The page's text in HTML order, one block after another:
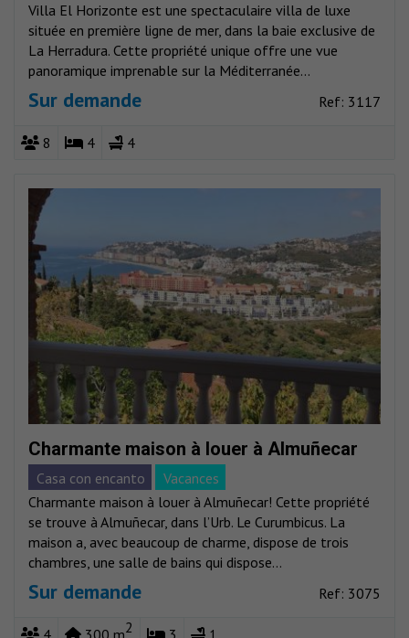
Villa El Horizonte est une spectaculaire villa de luxe
située en première ligne de mer, dans la baie exclusive de
La Herradura. Cette propriété unique offre une vue
panoramique imprenable sur la Méditerranée...
Sur demande Ref: 3117
8 4 4
Charmante maison à louer à Almuñecar
Casa con encanto
Vacances
Charmante maison à louer à Almuñecar! Cette propriété
se trouve à Almuñecar, dans l’Urb. Le Curumbicus. La
maison a, avec beaucoup de charme, dispose de trois
chambres, une salle de bains qui dispose...
Sur demande Ref: 3075
2